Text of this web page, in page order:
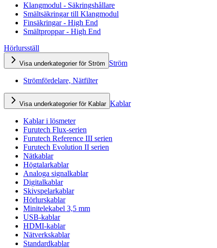
Klangmodul - Säkringshållare
Smältsäkringar till Klangmodul
Finsäkringar - High End
Smältproppar - High End
Hörlursställ
Visa underkategorier för Ström Ström
Strömfördelare, Nätfilter
Visa underkategorier för Kablar Kablar
Kablar i lösmeter
Furutech Flux-serien
Furutech Reference III serien
Furutech Evolution II serien
Nätkablar
Högtalarkablar
Analoga signalkablar
Digitalkablar
Skivspelarkablar
Hörlurskablar
Minitelekabel 3,5 mm
USB-kablar
HDMI-kablar
Nätverkskablar
Standardkablar